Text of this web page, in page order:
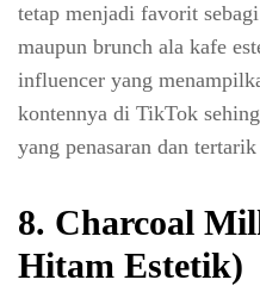
tetap menjadi favorit
maupun brunch ala kafe
influencer yang
kontennya di TikTok
yang penasaran dan
8. Charcoal
Hitam Estetik)